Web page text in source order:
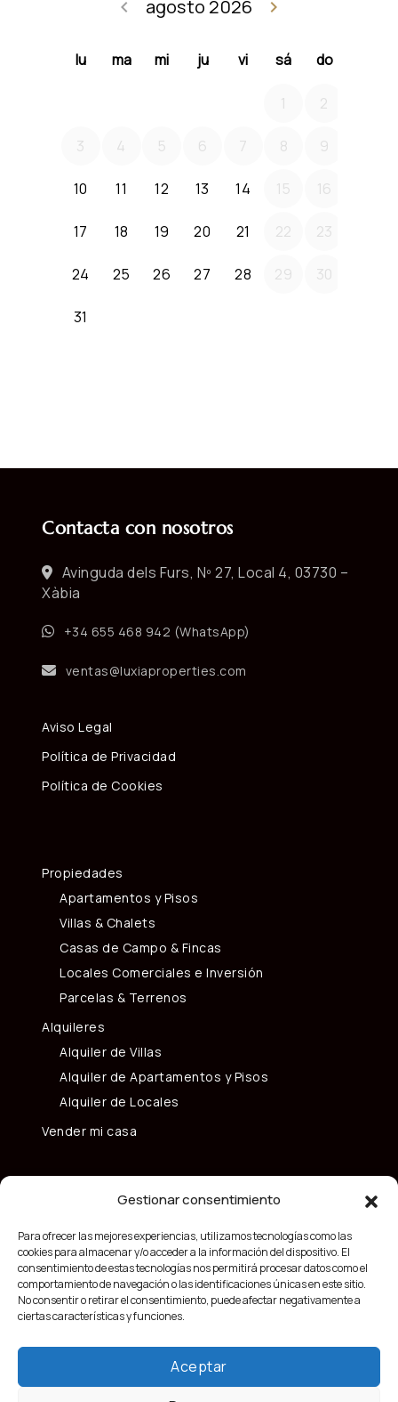
Gestionar consentimiento
Para ofrecer las mejores experiencias, utilizamos tecnologías como las
cookies para almacenar y/o acceder a la información del dispositivo. El
consentimiento de estas tecnologías nos permitirá procesar datos como el
comportamiento de navegación o las identificaciones únicas en este sitio.
No consentir o retirar el consentimiento, puede afectar negativamente a
ciertas características y funciones.
Aceptar
Contacta con nosotros
Avinguda dels Furs, Nº 27, Local 4, 03730 –
Xàbia
+34 655 468 942 (WhatsApp)
ventas@luxiaproperties.com
Aviso Legal
Política de Privacidad
Política de Cookies
Propiedades
Apartamentos y Pisos
Villas & Chalets
Casas de Campo & Fincas
Locales Comerciales e Inversión
Parcelas & Terrenos
Alquileres
Alquiler de Villas
Alquiler de Apartamentos y Pisos
Alquiler de Locales
Vender mi casa